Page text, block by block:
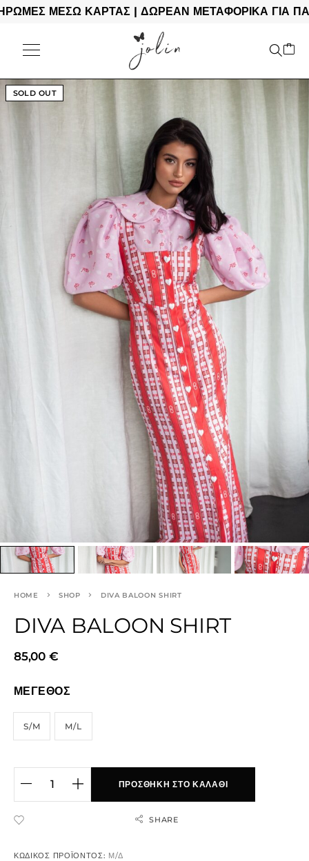
ΜΕΣΩ ΚΑΡΤΑΣ | ΔΩΡΕΑΝ ΜΕΤΑΦΟΡΙΚΑ ΓΙΑ
SOLD OUT
HOME SHOP DIVA BALOON SHIRT
DIVA BALOON SHIRT
85,00 €
ΜΕΓΕΘΟΣ
S/M M/L
ΠΡΟΣΘΉΚΗ ΣΤΟ ΚΑΛΆΘΙ
SHARE
ΚΩΔΙΚΌΣ ΠΡΟΪΌΝΤΟΣ: Μ/Δ